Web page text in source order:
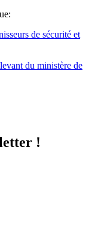
de sécurité et
du ministère de
!